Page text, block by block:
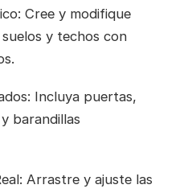
Cree y modifique
y techos con
Incluya puertas,
barandillas
Arrastre y ajuste las